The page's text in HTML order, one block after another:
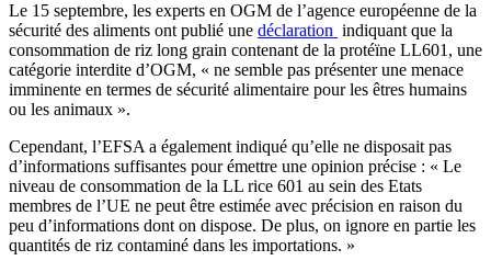
Le 15 septembre, les experts en OGM de l’agence européenne de la
sécurité des aliments ont publié une déclaration indiquant que la
consommation de riz long grain contenant de la protéïne LL601, une
catégorie interdite d’OGM, « ne semble pas présenter une menace
imminente en termes de sécurité alimentaire pour les êtres humains
ou les animaux ».
Cependant, l’EFSA a également indiqué qu’elle ne disposait pas
d’informations suffisantes pour émettre une opinion précise : « Le
niveau de consommation de la LL rice 601 au sein des Etats
membres de l’UE ne peut être estimée avec précision en raison du
peu d’informations dont on dispose. De plus, on ignore en partie les
quantités de riz contaminé dans les importations. »